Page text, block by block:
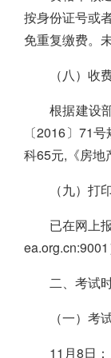
按身份证号或
免重复缴费。
（八）收
根据建设
〔2016〕71
科65元,《房地
（九）打
已在网上
二、考试
（一）考
11月8日：